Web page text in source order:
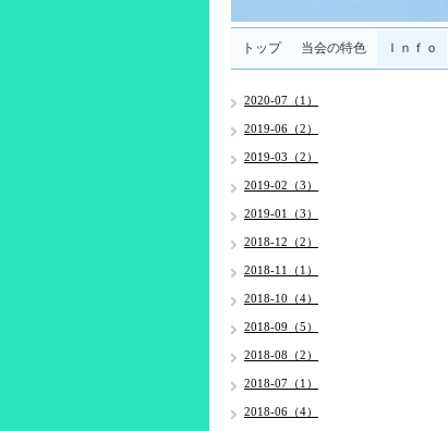
トップ 当会の特色 Ｉｎｆｏ
2020-07（1）
2019-06（2）
2019-03（2）
2019-02（3）
2019-01（3）
2018-12（2）
2018-11（1）
2018-10（4）
2018-09（5）
2018-08（2）
2018-07（1）
2018-06（4）